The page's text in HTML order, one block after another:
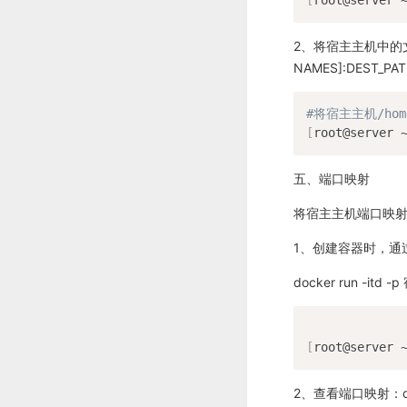
2、将宿主主机中
#将宿主主机/
[ root@server ~
五、端口映射
将宿主主机端口映
1、创建容器时，通
docker run -itd -p
[ root@server ~
2、查看端口映射